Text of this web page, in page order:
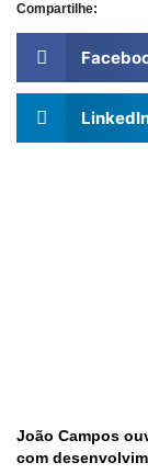
Compartilhe:
João Campos
com